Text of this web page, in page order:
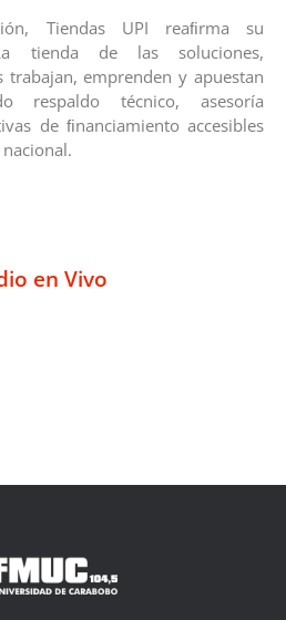
Tiendas UPI reaﬁrma su
tienda de las soluciones,
trabajan, emprenden y apuestan
respaldo técnico, asesoría
de ﬁnanciamiento accesibles
en Vivo